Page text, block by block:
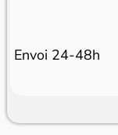
Envoi 24-48h